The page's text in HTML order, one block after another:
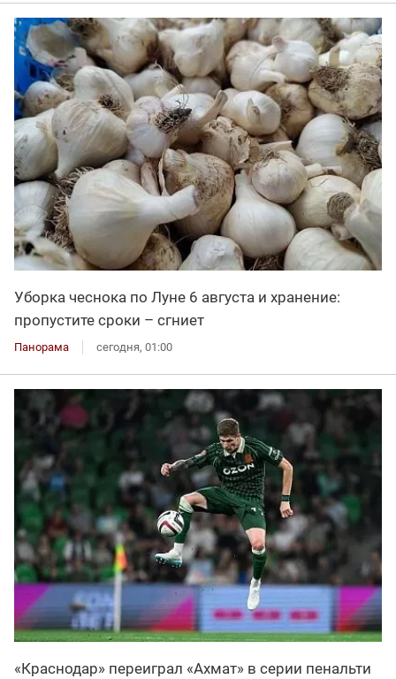
Уборка чеснока по Луне 6 августа и хранение:
пропустите сроки – сгниет
Панорама сегодня, 01:00
«Краснодар» переиграл «Ахмат» в серии пенальти